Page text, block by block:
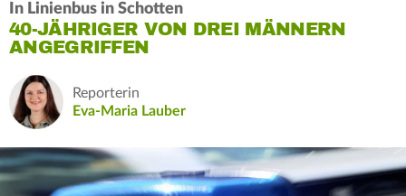
In Linienbus in Schotten
40-JÄHRIGER VON DREI MÄNNERN
ANGEGRIFFEN
Reporterin
Eva-Maria Lauber